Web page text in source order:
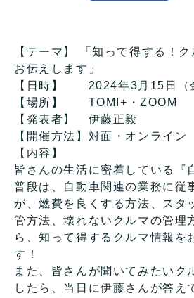
【テーマ】 「知って得する！
お伝えします」
【日時】 2024年3月15日（
【場所】 TOMI+・ZOOM
【発表者】 伊藤正毅
【開催方法】対面・オンライン
【内容】
皆さんの生活に密着している『
普段は、自動車関連の業務に従
が、燃費を良くする方法、スタ
管方法、壊れないクルマの管理
ら、知って得するクルマ情報を
す！
また、皆さんが聞いてみたいク
したら、当日に伊藤さんが答え